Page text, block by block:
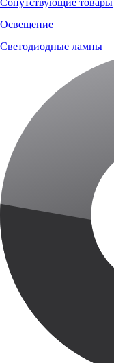
Освещение
Светодиодные лампы